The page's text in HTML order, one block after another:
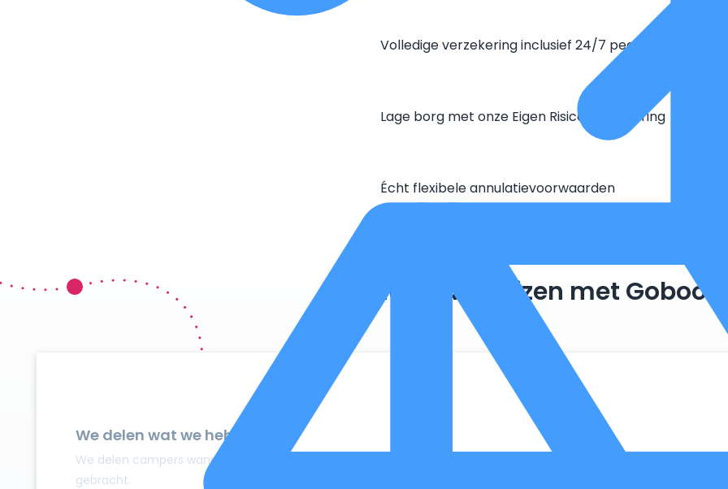
Volledige verzekering inclusief 24/7 pechhulp
Lage borg met onze Eigen Risico Verzekering
Écht flexibele annulatievoorwaarden
Duurzaam reizen met
We delen wat we hebben
We delen campers wanneer ze niet gebruikt worden. Zo maken we optimaal gebruik van wat er al beschikbaar
gebracht.